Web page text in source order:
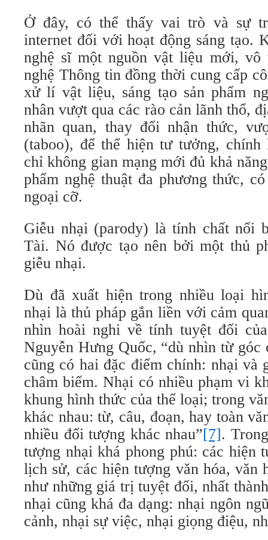
Ở đây, có thể thấy vai trò và sự
internet đối với hoạt động sáng tạo.
nghệ sĩ một nguồn vật liệu mới, vô
nghệ Thông tin đồng thời cung cấp
xử lí vật liệu, sáng tạo sản phẩm
nhân vượt qua các rào cản lãnh thổ,
nhãn quan, thay đổi nhận thức,
(taboo), để thể hiện tư tưởng,
chỉ không gian mạng mới đủ khả
phẩm nghệ thuật đa phương thức,
ngoại cỡ.
Giễu nhại (parody) là tính chất nổi
Tài. Nó được tạo nên bởi một thủ
giễu nhại.
Dù đã xuất hiện trong nhiều loại
nhại là thủ pháp gắn liền với cảm
nhìn hoài nghi về tính tuyệt đối
Nguyễn Hưng Quốc, “dù nhìn từ góc
cũng có hai đặc điểm chính: nhại và
châm biếm. Nhại có nhiều phạm vi
khung hình thức của thể loại; trong
khác nhau: từ, câu, đoạn, hay toàn
nhiều đối tượng khác nhau”[7].
tượng nhại khá phong phú: các hiện
lịch sử, các hiện tượng văn hóa, văn
như những giá trị tuyệt đối, nhất
nhại cũng khá đa dạng: nhại ngôn
cảnh, nhại sự việc, nhại giọng điệu,